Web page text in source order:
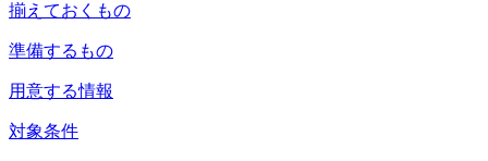
揃えておくもの
準備するもの
用意する情報
対象条件